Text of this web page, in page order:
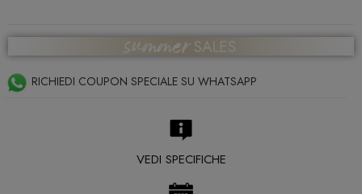
RICHIEDI COUPON SPECIALE SU WHATSAPP
VEDI SPECIFICHE